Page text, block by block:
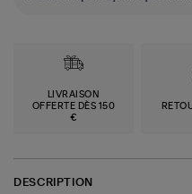
LIVRAISON
OFFERTE DÈS 150
€
DESCRIPTION